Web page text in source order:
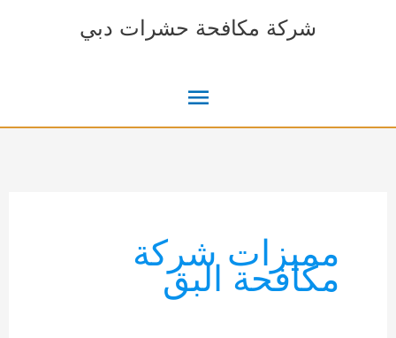
شركة مكافحة حشرات دبي
القائمة
مميزات شركة
مكافحة البق